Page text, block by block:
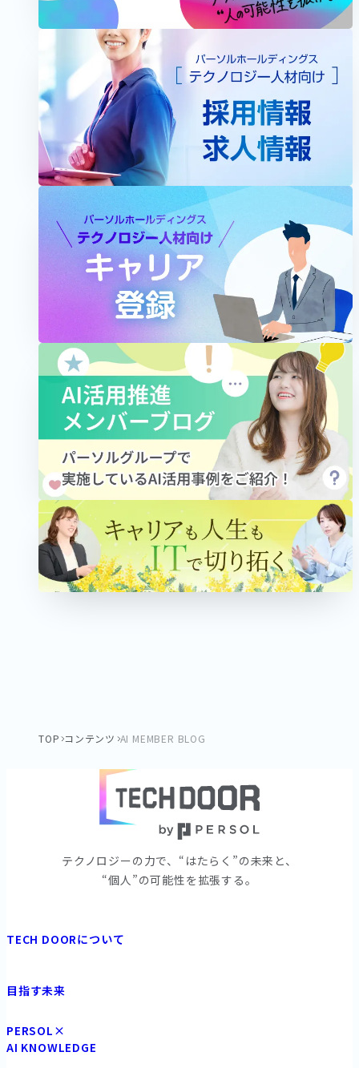
TOP コンテンツ AI MEMBER BLOG
テクノロジーの⼒で、“はたらく”の未来と、
“個⼈”の可能性を拡張する。
TECH DOORについて
目指す未来
PERSOL×
AI KNOWLEDGE